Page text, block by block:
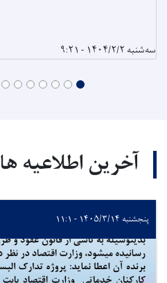
سه‌شنبه ۱۴۰۴/۲/۲ - ۹:۲۱
آخرین اطلاعیه ها
پنجشنبه ۱۴۰۵/۳/۱۴ - ۱۱:۱